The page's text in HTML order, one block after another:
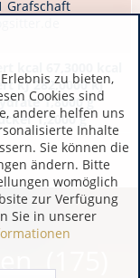
Grafschaft
kJ 282,0000 kJ
1,8000 g
1,2000 g
(175)
zu bieten,
Cookies sind
andere helfen uns
Inhalte
Sie können die
ändern. Bitte
womöglich
zur Verfügung
Sie in unserer